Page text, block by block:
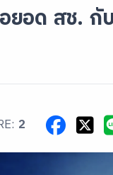
อด สช. กั
2